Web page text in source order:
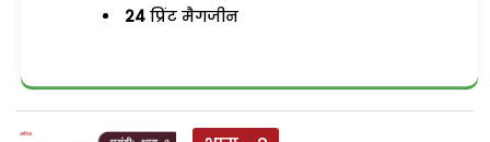
24 प्रिंट मैगजीन